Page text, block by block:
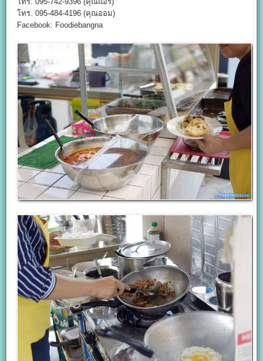
โทร. 095-484-4196 (คุณออม)
Facebook: Foodiebangna